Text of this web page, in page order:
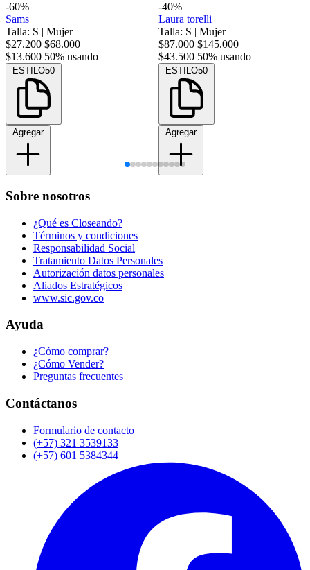
-60%
Sams
Talla: S | Mujer
$27.200 $68.000
$13.600 50% usando
ESTILO50
Agregar
-40%
Laura torelli
Talla: S | Mujer
$87.000 $145.000
$43.500 50% usando
ESTILO50
Agregar
Sobre nosotros
¿Qué es Closeando?
Términos y condiciones
Responsabilidad Social
Tratamiento Datos Personales
Autorización datos personales
Aliados Estratégicos
www.sic.gov.co
Ayuda
¿Cómo comprar?
¿Cómo Vender?
Preguntas frecuentes
Contáctanos
Formulario de contacto
(+57) 321 3539133
(+57) 601 5384344